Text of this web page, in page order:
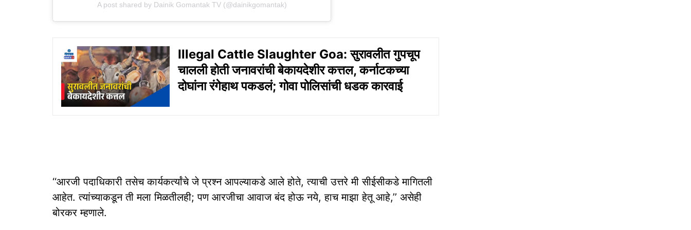
A post shared by Dainik Gomantak TV (@dainikgomantak)
Illegal Cattle Slaughter Goa: सुरावलीत गुपचूप
चालली होती जनावरांची बेकायदेशीर कत्तल, कर्नाटकच्या
दोघांना रंगेहाथ पकडलं; गोवा पोलिसांची धडक कारवाई
‘‘आरजी पदाधिकारी तसेच कार्यकर्त्यांचे जे प्रश्‍‍न आपल्‍याकडे आले होते, त्‍याची उत्तरे मी सीईसीकडे मागितली
आहेत. त्‍यांच्‍याकडून ती मला मिळतीलही; पण आरजीचा आवाज बंद होऊ नये, हाच माझा हेतू आहे,’’ असेही
बोरकर म्‍हणाले.